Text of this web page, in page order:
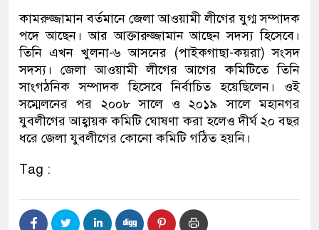
কামরুজ্জামান বর্তমানে জেলা আওয়ামী লীগের যুগ্ম সম্পাদক
পদে আছেন। আর আক্তারুজ্জামান আছেন সদস্য হিসেবে।
তিনি এখন খুলনা-৬ আসনের (পাইকগাছা-কয়রা) সংসদ
সদস্য। জেলা আওয়ামী লীগের আগের কমিটিতে তিনি
সাংগঠনিক সম্পাদক হিসেবে নির্বাচিত হয়েছিলেন। ওই
সম্মেলনের পর ২০০৮ সালে ও ২০১৯ সালে মহানগর
যুবলীগের আহ্বায়ক কমিটি ঘোষণা করা হলেও দীর্ঘ ২০ বছর
ধরে জেলা যুবলীগের কোনো কমিটি গঠিত হয়নি।
Tag :